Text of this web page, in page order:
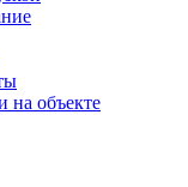
на объекте